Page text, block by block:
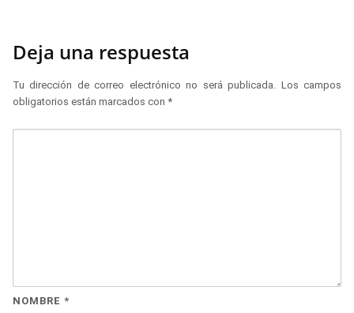
Deja una respuesta
Tu dirección de correo electrónico no será publicada. Los campos
obligatorios están marcados con *
NOMBRE *